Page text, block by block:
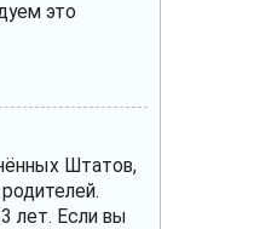
это
Штатов,
лет. Если вы